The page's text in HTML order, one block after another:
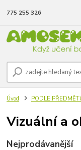
775 255 326
Úvod PODLE
Vizuální a
Nejprodávanější